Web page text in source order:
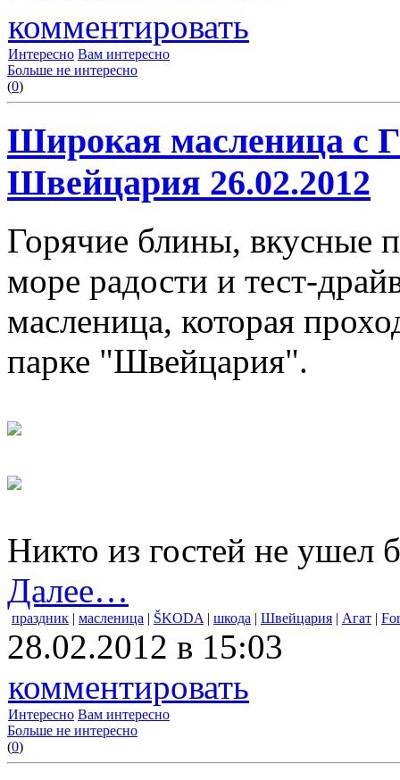
комментировать
Интересно Вам интересно
Больше не интересно
(0)
Широкая масленица с
Швейцария 26.02.2012
Горячие блины, вкусные
море радости и тест-
масленица, которая
парке "Швейцария".
Никто из гостей не ушел
Далее…
праздник | масленица | ŠKODA | шкода | Швейцария | Агат |
28.02.2012 в 15:03
комментировать
Интересно Вам интересно
Больше не интересно
(0)